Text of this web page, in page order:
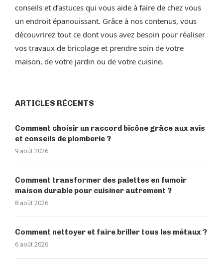
conseils et d’astuces qui vous aide à faire de chez vous
un endroit épanouissant. Grâce à nos contenus, vous
découvrirez tout ce dont vous avez besoin pour réaliser
vos travaux de bricolage et prendre soin de votre
maison, de votre jardin ou de votre cuisine.
ARTICLES RÉCENTS
Comment choisir un raccord bicône grâce aux avis
et conseils de plomberie ?
9 août 2026
Comment transformer des palettes en fumoir
maison durable pour cuisiner autrement ?
8 août 2026
Comment nettoyer et faire briller tous les métaux ?
6 août 2026